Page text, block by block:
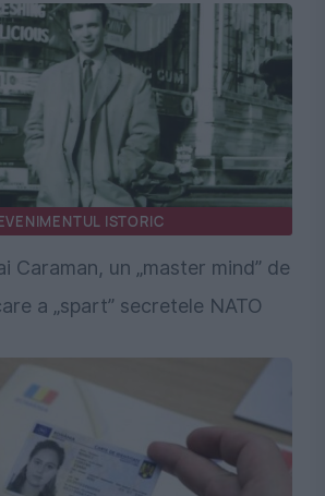
ISTORIC
Caraman, un „master mind” de
a „spart” secretele NATO